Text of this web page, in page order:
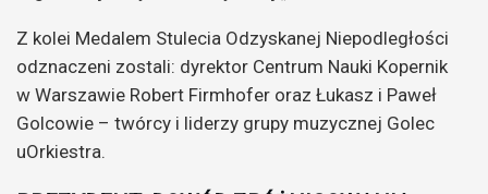
Z kolei Medalem Stulecia Odzyskanej Niepodległości
odznaczeni zostali: dyrektor Centrum Nauki Kopernik
w Warszawie Robert Firmhofer oraz Łukasz i Paweł
Golcowie – twórcy i liderzy grupy muzycznej Golec
uOrkiestra.